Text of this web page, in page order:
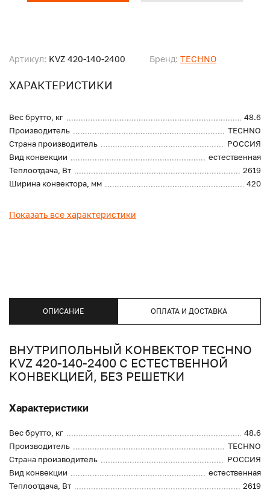
Артикул: KVZ 420-140-2400 Бренд: TECHNO
ХАРАКТЕРИСТИКИ
Вес брутто, кг
48.6
Производитель
TECHNO
Страна производитель
РОССИЯ
Вид конвекции
естественная
Теплоотдача, Вт
2619
Ширина конвектора, мм
420
Показать все характеристики
ОПИСАНИЕ ОПЛАТА И ДОСТАВКА
ВНУТРИПОЛЬНЫЙ КОНВЕКТОР TECHNO
KVZ 420-140-2400 С ЕСТЕСТВЕННОЙ
КОНВЕКЦИЕЙ, БЕЗ РЕШЕТКИ
Характеристики
Вес брутто, кг
48.6
Производитель
TECHNO
Страна производитель
РОССИЯ
Вид конвекции
естественная
Теплоотдача, Вт
2619